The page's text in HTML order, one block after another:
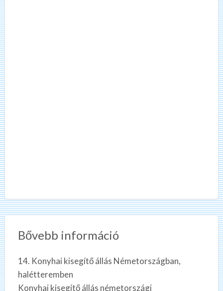
Bővebb információ
14. Konyhai kisegítő állás Németországban,
halétteremben
Konyhai kisegítő állás németországi